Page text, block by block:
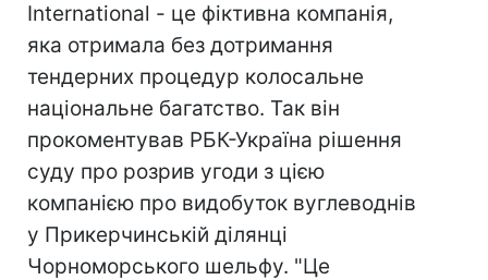
International - це фіктивна компанія,
яка отримала без дотримання
тендерних процедур колосальне
національне багатство. Так він
прокоментував РБК-Україна рішення
суду про розрив угоди з цією
компанією про видобуток вуглеводнів
у Прикерчинській ділянці
Чорноморського шельфу. "Це